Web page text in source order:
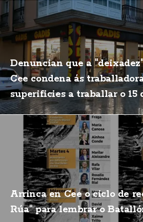
Denuncian que a
Cee condena ás
superificies a traballar o 15
Arrinca en Cee o ciclo de
Rúa" para lembrar o